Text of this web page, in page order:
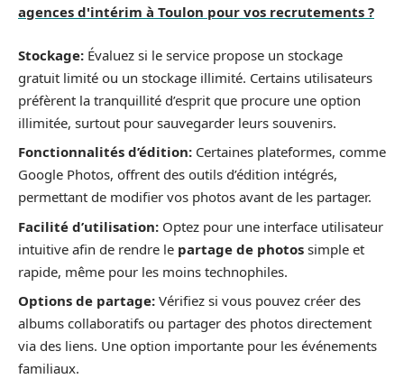
agences d'intérim à Toulon pour vos recrutements ?
Stockage: Évaluez si le service propose un stockage
gratuit limité ou un stockage illimité. Certains utilisateurs
préfèrent la tranquillité d’esprit que procure une option
illimitée, surtout pour sauvegarder leurs souvenirs.
Fonctionnalités d’édition: Certaines plateformes, comme
Google Photos, offrent des outils d’édition intégrés,
permettant de modifier vos photos avant de les partager.
Facilité d’utilisation: Optez pour une interface utilisateur
intuitive afin de rendre le partage de photos simple et
rapide, même pour les moins technophiles.
Options de partage: Vérifiez si vous pouvez créer des
albums collaboratifs ou partager des photos directement
via des liens. Une option importante pour les événements
familiaux.